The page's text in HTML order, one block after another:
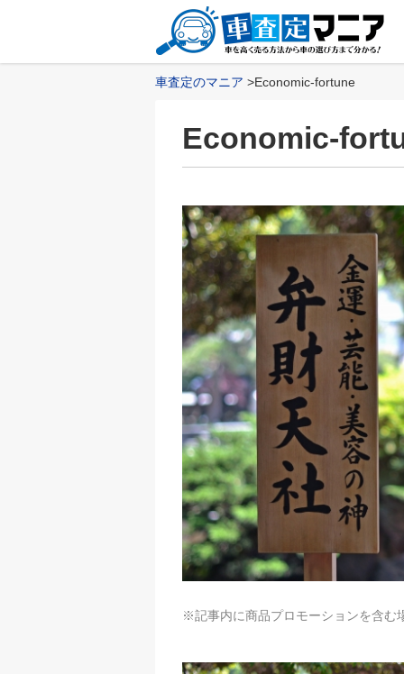
車査定のマニア Economic-fortune
Economic-
※記事内に商品プロモーションを含む